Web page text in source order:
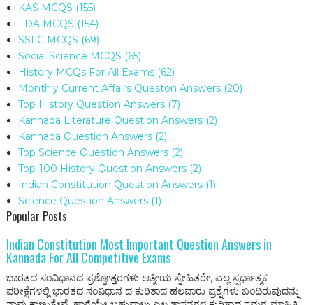
KAS MCQS (155)
FDA MCQS (154)
SSLC MCQS (69)
Social Science MCQS (65)
History MCQs For All Exams (62)
Monthly Current Affairs Queston Answers (20)
Top History Question Answers (7)
Kannada Literature Question Answers (2)
Kannada Question Answers (2)
Top Science Question Answers (2)
Top-100 History Question Answers (2)
Indian Constitution Question Answers (1)
Science Question Answers (1)
Popular Posts
Indian Constitution Most Important Question Answers in
Kannada For All Competitive Exams
ಭಾರತದ ಸಂವಿಧಾನದ ಪ್ರಶ್ನೋತ್ತರಗಳು ಆತ್ಮೀಯ ಸ್ನೇಹಿತರೇ, ಎಲ್ಲ ಸ್ಪರ್ಧಾತ್ಮಕ
ಪರೀಕ್ಷೆಗಳಲ್ಲಿ ಭಾರತದ ಸಂವಿಧಾನ ದ ಕುರಿತಾದ ಹಲವಾರು ಪ್ರಶ್ನೆಗಳು ಬಂದಿರುವುದನ್ನು